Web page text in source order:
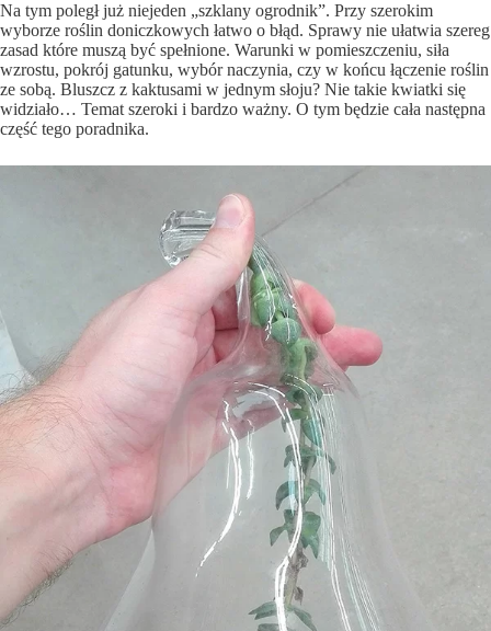
Na tym poległ już niejeden „szklany ogrodnik”. Przy szerokim
wyborze roślin doniczkowych łatwo o błąd. Sprawy nie ułatwia szereg
zasad które muszą być spełnione. Warunki w pomieszczeniu, siła
wzrostu, pokrój gatunku, wybór naczynia, czy w końcu łączenie roślin
ze sobą. Bluszcz z kaktusami w jednym słoju? Nie takie kwiatki się
widziało… Temat szeroki i bardzo ważny. O tym będzie cała następna
część tego poradnika.